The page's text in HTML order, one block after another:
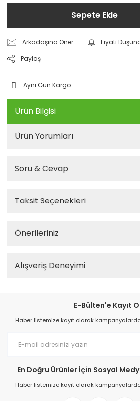
Sepete Ekle
Arkadaşına Öner
Fiyatı
Paylaş
Aynı Gün Kargo
Ürün Bilgisi
Ürün Yorumları
Soru & Cevap
Taksit Seçenekleri
Önerileriniz
Alışveriş Deneyimi
E-Bülten'e Kayıt
Haber listemize kayıt olarak
En Doğru Ürünler İçin Sosyal
Haber listemize kayıt olarak